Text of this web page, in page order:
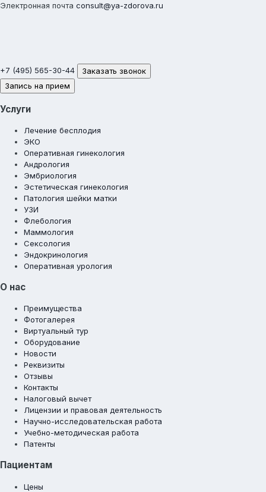
Электронная почта consult@ya-zdorova.ru
+7 (495) 565-30-44
Заказать звонок
Запись на прием
Услуги
Лечение бесплодия
ЭКО
Оперативная гинекология
Андрология
Эмбриология
Эстетическая гинекология
Патология шейки матки
УЗИ
Флебология
Маммология
Сексология
Эндокринология
Оперативная урология
О нас
Преимущества
Фотогалерея
Виртуальный тур
Оборудование
Новости
Реквизиты
Отзывы
Контакты
Налоговый вычет
Лицензии и правовая деятельность
Научно-исследовательская работа
Учебно-методическая работа
Патенты
Пациентам
Цены